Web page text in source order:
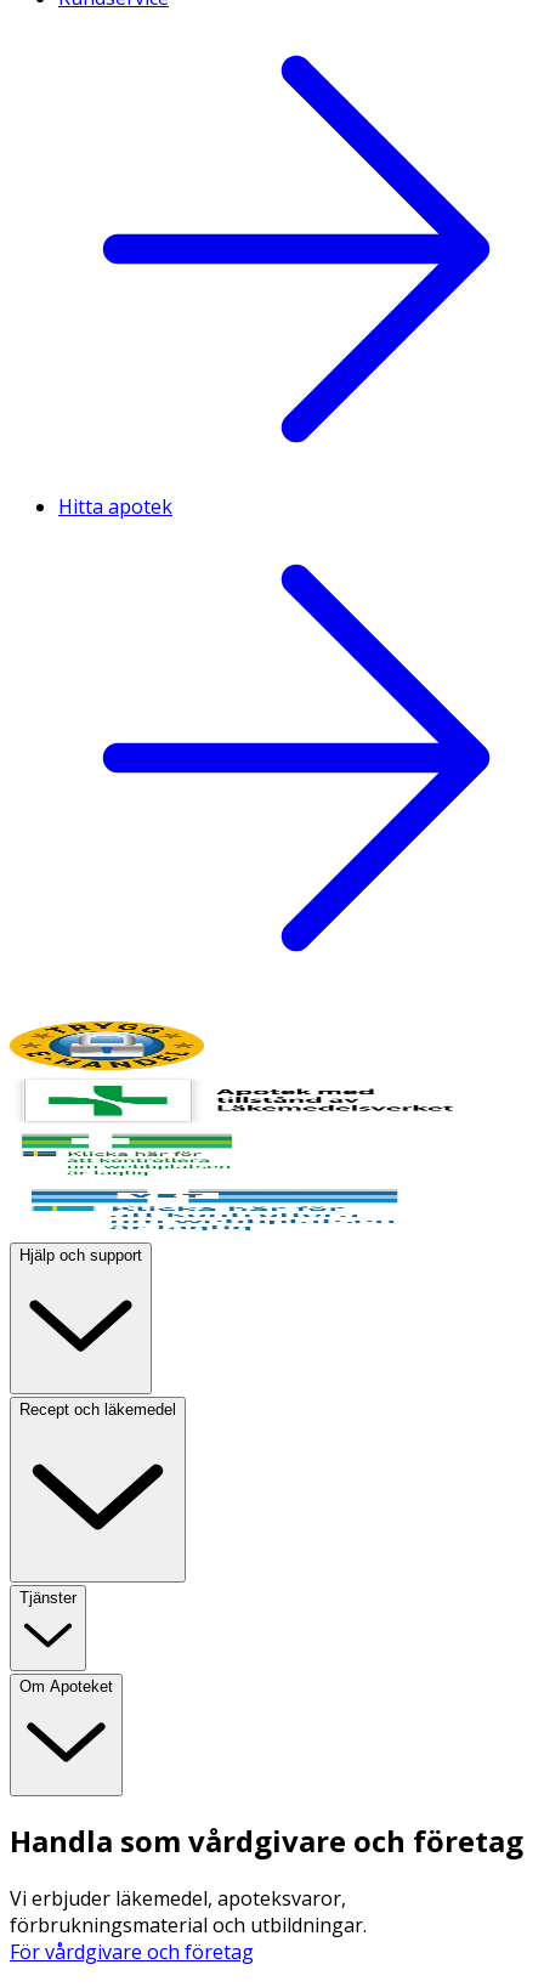
Hitta apotek
Hjälp och support
Recept och läkemedel
Tjänster
Om Apoteket
Handla som vårdgivare och företag
Vi erbjuder läkemedel, apoteksvaror,
förbrukningsmaterial och utbildningar.
För vårdgivare och företag